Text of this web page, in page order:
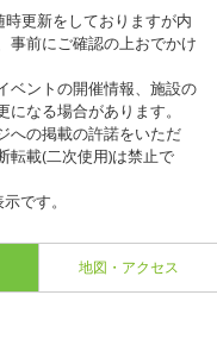
更新をしておりますが内
事前にご確認の上おでかけ
ベントの開催情報、施設の
なる場合があります。
への掲載の許諾をいただ
転載(二次使用)は禁止で
です。
地図・アクセス